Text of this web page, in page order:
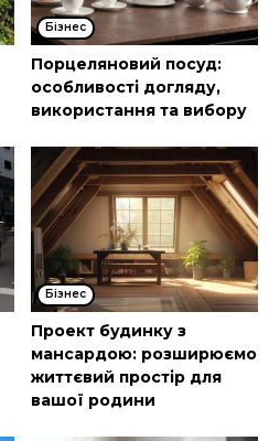
Бізнес
Порцеляновий посуд:
особливості догляду,
використання та вибору
Бізнес
Проект будинку з
мансардою: розширюємо
життєвий простір для
вашої родини